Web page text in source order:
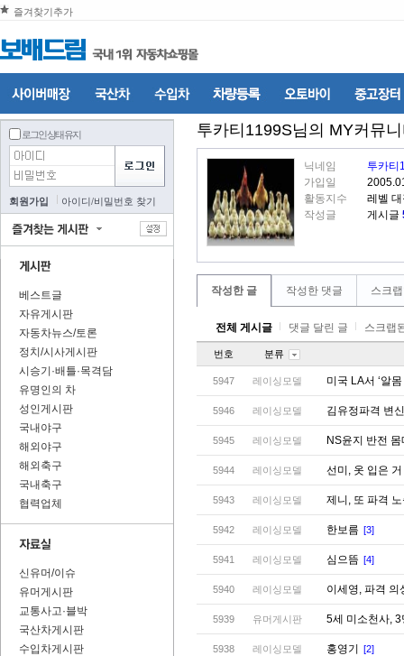
즐겨찾기추가
로그인 상태 유지
회원가입 아이디/비밀번호 찾기
베스트글
자유게시판
자동차뉴스/토론
정치/시사게시판
시승기·배틀·목격담
유명인의 차
성인게시판
국내야구
해외야구
해외축구
국내축구
협력업체
신유머/이슈
유머게시판
교통사고·블박
국산차게시판
수입차게시판
투카티1199S님의 MY커뮤
닉네임
투카티
가입일
활동지수
레벨
작성글
게시글
작성한 글 작성한 댓글 스크
전체 게시글 댓글 달린 글 스크랩
번호 분류
5947 레이싱모델 미국 LA서 ‘알
5946 레이싱모델 김유정파격 변
5945 레이싱모델 NS윤지 반전
5944 레이싱모델 선미, 옷 입은
5943 레이싱모델 제니, 또 파격
5942 레이싱모델 한보름 [3]
5941 레이싱모델 심으뜸 [4]
5940 레이싱모델 이세영, 파격 의
5939 유머게시판 5세 미소천사,
5938 레이싱모델 홍영기 [2]